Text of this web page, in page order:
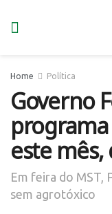
Home Política
Governo
este
Em feira do MST,
sem agrotóxico